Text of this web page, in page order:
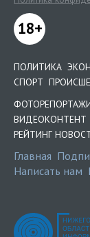
18+
ПОЛИТИКА
СПОРТ
ВИДЕОКОНТЕНТ
РЕЙТИНГ
Главная
Написать нам